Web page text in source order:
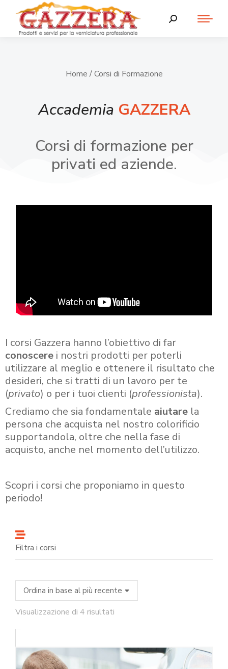
Home / Corsi di Formazione
Accademia GAZZERA
Corsi di formazione per
privati ed aziende.
I corsi Gazzera hanno l’obiettivo di far
conoscere i nostri prodotti per poterli
utilizzare al meglio e ottenere il risultato che
desideri, che si tratti di un lavoro per te
(privato) o per i tuoi clienti (professionista).
Crediamo che sia fondamentale aiutare la
persona che acquista nel nostro colorificio
supportandola, oltre che nella fase di
acquisto, anche nel momento dell’utilizzo.
Scopri i corsi che proponiamo in questo
periodo!
Filtra i corsi
Visualizzazione di 4 risultati